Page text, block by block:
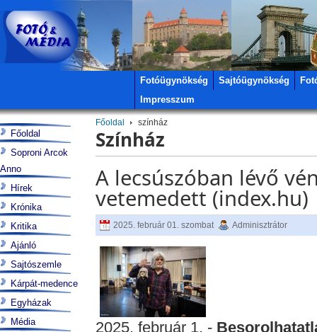
Fotóügynökség Sajtóügynökség
Impresszum
Főoldal színház
Színház
A lecsúszóban lévő
vetemedett (index.hu)
2025. február 01. szombat Adminisztrátor
2025. február 1. -
Főoldal
Soproni Arcok
Anno
Hírek
Krónika
Kritika
Ajánló
Sajtószemle
Kárpát-medence
Egyházak
Média